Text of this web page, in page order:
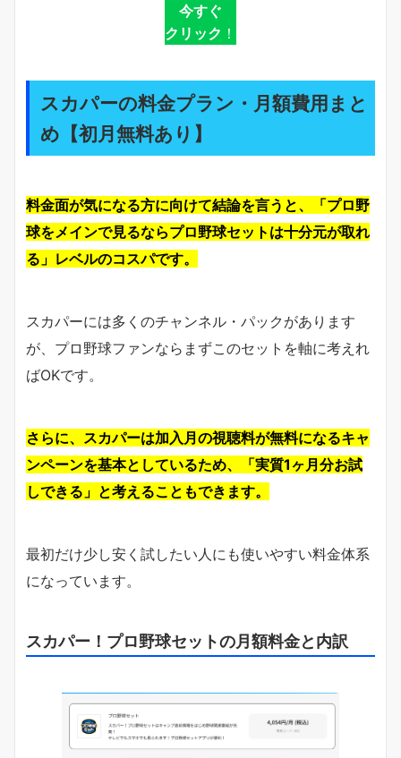
今すぐ
クリック ！
スカパーの料金プラン・月額費用まと
め【初月無料あり】
料金面が気になる方に向けて結論を言うと、「プロ野
球をメインで見るならプロ野球セットは十分元が取れ
る」レベルのコスパです。
スカパーには多くのチャンネル・パックがあります
が、プロ野球ファンならまずこのセットを軸に考えれ
ばOKです。
さらに、スカパーは加入月の視聴料が無料になるキャ
ンペーンを基本としているため、「実質1ヶ月分お試
しできる」と考えることもできます。
最初だけ少し安く試したい人にも使いやすい料金体系
になっています。
スカパー！プロ野球セットの月額料金と内訳